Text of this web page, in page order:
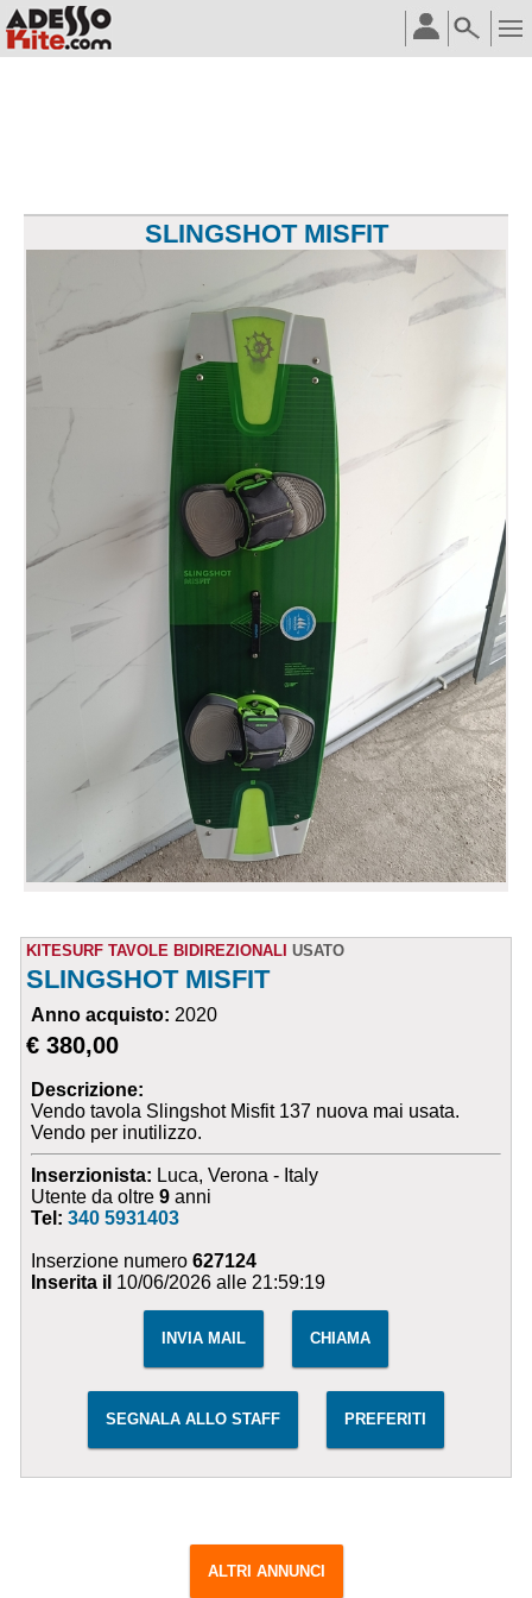
SLINGSHOT MISFIT
KITESURF TAVOLE BIDIREZIONALI USATO
SLINGSHOT MISFIT
Anno acquisto: 2020
€ 380,00
Descrizione:
Vendo tavola Slingshot Misfit 137 nuova mai usata.
Vendo per inutilizzo.
Inserzionista: Luca, Verona - Italy
Utente da oltre9 anni
Tel:340 5931403
Inserzione numero627124
Inserita il 10/06/2026 alle 21:59:19
INVIA MAIL CHIAMA
SEGNALA ALLO STAFF PREFERITI
ALTRI ANNUNCI